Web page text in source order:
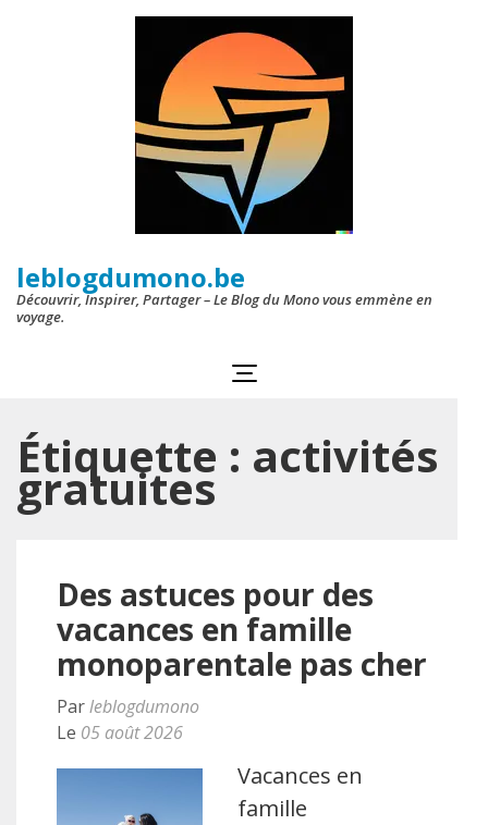
leblogdumono.be
Découvrir, Inspirer, Partager – Le Blog du Mono vous emmène en
voyage.
Étiquette : activités
gratuites
Des astuces pour des
vacances en famille
monoparentale pas cher
Parleblogdumono
Le 05 août 2026
Vacances en
famille